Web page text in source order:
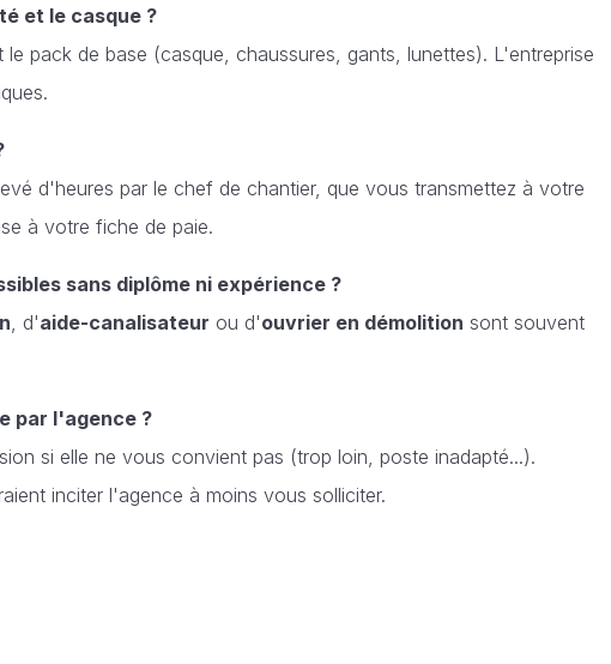
et le casque ?
pack de base (casque, chaussures, gants, lunettes). L'entreprise
d'heures par le chef de chantier, que vous transmettez à votre
à votre fiche de paie.
sans diplôme ni expérience ?
, d'aide-canalisateur ou d'ouvrier en démolition sont souvent
par l'agence ?
si elle ne vous convient pas (trop loin, poste inadapté...).
inciter l'agence à moins vous solliciter.